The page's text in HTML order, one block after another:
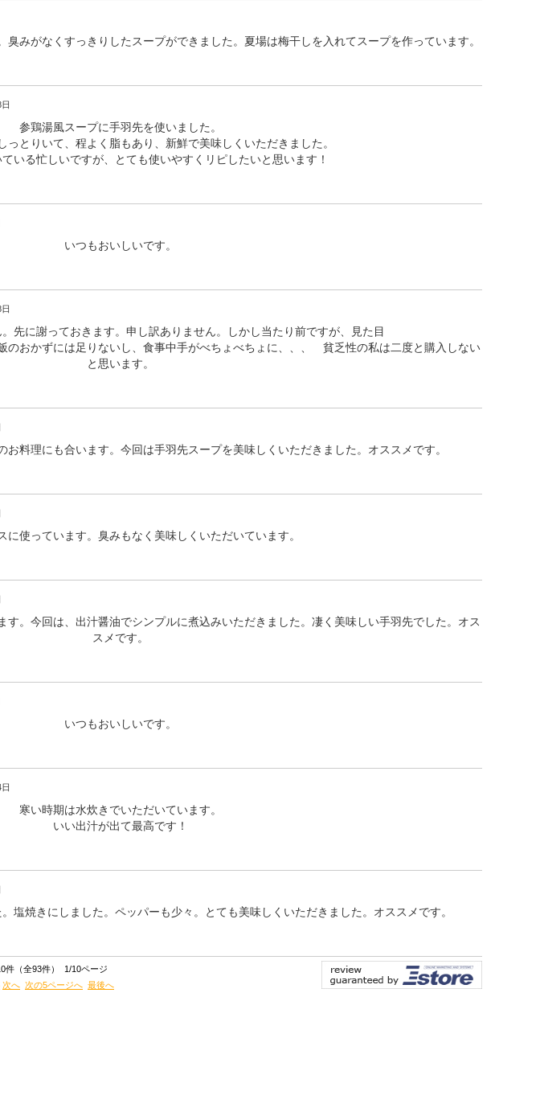
みがなくすっきりしたスープができました。夏場は梅干しを入れてスープを作っています。
参鶏湯風スープに手羽先を使いました。
っとりいて、程よく脂もあり、新鮮で美味しくいただきました。
いる忙しいですが、とても使いやすくリピしたいと思います！
いつもおいしいです。
先に謝っておきます。申し訳ありません。しかし当たり前ですが、見た目
おかずには足りないし、食事中手がべちょべちょに、、、 貧乏性の私は二度と購入しない
と思います。
料理にも合います。今回は手羽先スープを美味しくいただきました。オススメです。
に使っています。臭みもなく美味しくいただいています。
。今回は、出汁醤油でシンプルに煮込みいただきました。凄く美味しい手羽先でした。オス
スメです。
いつもおいしいです。
寒い時期は水炊きでいただいています。
いい出汁が出て最高です！
塩焼きにしました。ペッパーも少々。とても美味しくいただきました。オススメです。
件（全93件） 1/10ページ
次へ 次の5ページへ 最後へ